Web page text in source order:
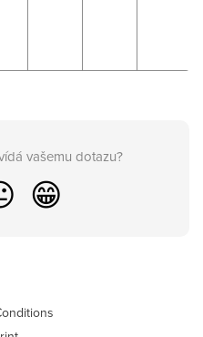
vašemu dotazu?
😁